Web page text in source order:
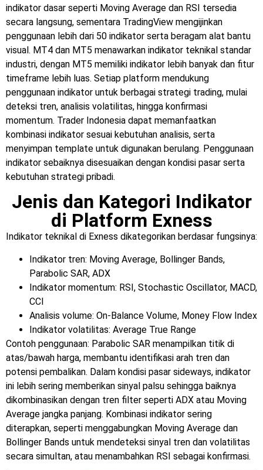
indikator dasar seperti Moving Average dan RSI tersedia
secara langsung, sementara TradingView mengijinkan
penggunaan lebih dari 50 indikator serta beragam alat bantu
visual. MT4 dan MT5 menawarkan indikator teknikal standar
industri, dengan MT5 memiliki indikator lebih banyak dan fitur
timeframe lebih luas. Setiap platform mendukung
penggunaan indikator untuk berbagai strategi trading, mulai
deteksi tren, analisis volatilitas, hingga konfirmasi
momentum. Trader Indonesia dapat memanfaatkan
kombinasi indikator sesuai kebutuhan analisis, serta
menyimpan template untuk digunakan berulang. Penggunaan
indikator sebaiknya disesuaikan dengan kondisi pasar serta
kebutuhan strategi pribadi.
Jenis dan Kategori Indikator
di Platform Exness
Indikator teknikal di Exness dikategorikan berdasar fungsinya:
Indikator tren: Moving Average, Bollinger Bands,
Parabolic SAR, ADX
Indikator momentum: RSI, Stochastic Oscillator, MACD,
CCI
Analisis volume: On-Balance Volume, Money Flow Index
Indikator volatilitas: Average True Range
Contoh penggunaan: Parabolic SAR menampilkan titik di
atas/bawah harga, membantu identifikasi arah tren dan
potensi pembalikan. Dalam kondisi pasar sideways, indikator
ini lebih sering memberikan sinyal palsu sehingga baiknya
dikombinasikan dengan tren filter seperti ADX atau Moving
Average jangka panjang. Kombinasi indikator sering
diterapkan, seperti menggabungkan Moving Average dan
Bollinger Bands untuk mendeteksi sinyal tren dan volatilitas
secara simultan, atau menambahkan RSI sebagai konfirmasi.